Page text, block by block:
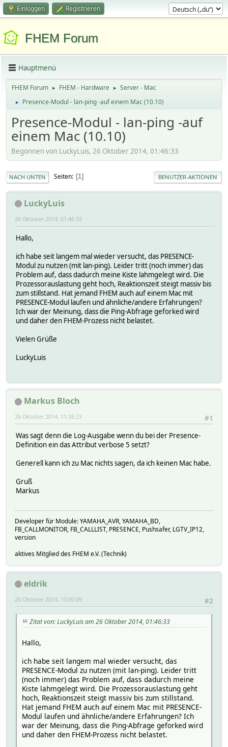
Einloggen Registrieren
FHEM Forum
Hauptmenü
FHEM Forum ► FHEM - Hardware ► Server - Mac
► Presence-Modul - lan-ping -auf einem Mac (10.10)
Presence-Modul - lan-ping -auf
einem Mac (10.10)
Begonnen von LuckyLuis, 26 Oktober 2014, 01:46:33
NACH UNTEN Seiten 1 BENUTZER-AKTIONEN
LuckyLuis
26 Oktober 2014, 01:46:33
Hallo,
ich habe seit langem mal wieder versucht, das PRESENCE-
Modul zu nutzen (mit lan-ping). Leider tritt (noch immer) das
Problem auf, dass dadurch meine Kiste lahmgelegt wird. Die
Prozessorauslastung geht hoch, Reaktionszeit steigt massiv bis
zum stillstand. Hat jemand FHEM auch auf einem Mac mit
PRESENCE-Modul laufen und ähnliche/andere Erfahrungen?
Ich war der Meinung, dass die Ping-Abfrage geforked wird
und daher den FHEM-Prozess nicht belastet.
Vielen Grüße
LuckyLuis
Markus Bloch
#1
26 Oktober 2014, 11:38:23
Was sagt denn die Log-Ausgabe wenn du bei der Presence-
Definition ein das Attribut verbose 5 setzt?
Generell kann ich zu Mac nichts sagen, da ich keinen Mac habe.
Gruß
Markus
Developer für Module: YAMAHA_AVR, YAMAHA_BD,
FB_CALLMONITOR, FB_CALLLIST, PRESENCE, Pushsafer, LGTV_IP12,
version
aktives Mitglied des FHEM e.V. (Technik)
eldrik
#2
26 Oktober 2014, 13:00:09
Zitat von: LuckyLuis am 26 Oktober 2014, 01:46:33
Hallo,
ich habe seit langem mal wieder versucht, das
PRESENCE-Modul zu nutzen (mit lan-ping). Leider tritt
(noch immer) das Problem auf, dass dadurch meine
Kiste lahmgelegt wird. Die Prozessorauslastung geht
hoch, Reaktionszeit steigt massiv bis zum stillstand.
Hat jemand FHEM auch auf einem Mac mit PRESENCE-
Modul laufen und ähnliche/andere Erfahrungen? Ich
war der Meinung, dass die Ping-Abfrage geforked wird
und daher den FHEM-Prozess nicht belastet.